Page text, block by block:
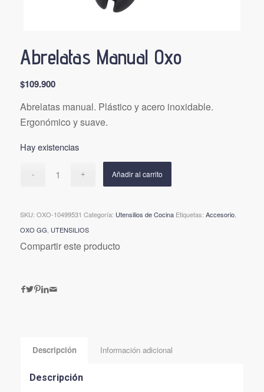
Abrelatas Manual Oxo
$109.900
Abrelatas manual. Plástico y acero inoxidable.
Ergonómico y suave.
Hay existencias
Añadir al carrito
SKU: OXO-10499531 Categoría: Utensilios de Cocina Etiquetas: Accesorio,
OXO GG, UTENSILIOS
Compartir este producto
Descripción Información adicional
Descripción